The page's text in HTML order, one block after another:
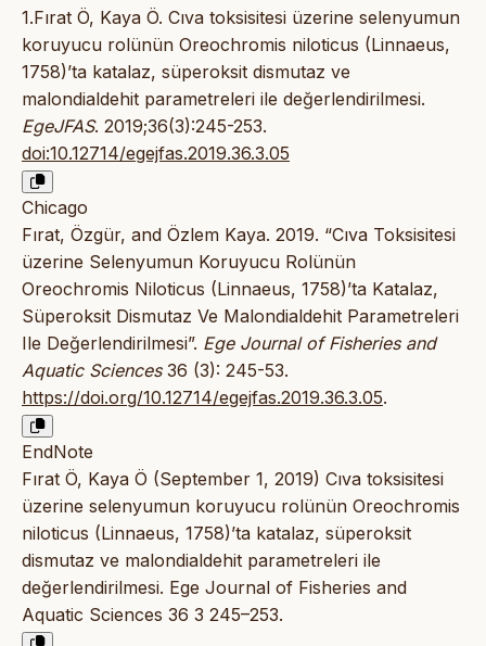
1.Fırat Ö, Kaya Ö. Cıva toksisitesi üzerine selenyumun
koruyucu rolünün Oreochromis niloticus (Linnaeus,
1758)’ta katalaz, süperoksit dismutaz ve
malondialdehit parametreleri ile değerlendirilmesi.
EgeJFAS. 2019;36(3):245-253.
doi:10.12714/egejfas.2019.36.3.05
Chicago
Fırat, Özgür, and Özlem Kaya. 2019. “Cıva Toksisitesi
üzerine Selenyumun Koruyucu Rolünün
Oreochromis Niloticus (Linnaeus, 1758)’ta Katalaz,
Süperoksit Dismutaz Ve Malondialdehit Parametreleri
Ile Değerlendirilmesi”. Ege Journal of Fisheries and
Aquatic Sciences36 (3): 245-53.
https://doi.org/10.12714/egejfas.2019.36.3.05.
EndNote
Fırat Ö, Kaya Ö (September 1, 2019) Cıva toksisitesi
üzerine selenyumun koruyucu rolünün Oreochromis
niloticus (Linnaeus, 1758)’ta katalaz, süperoksit
dismutaz ve malondialdehit parametreleri ile
değerlendirilmesi. Ege Journal of Fisheries and
Aquatic Sciences 36 3 245–253.